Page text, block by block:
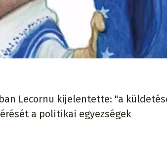
Lecornu kijelentette: "a
a politikai egyezségek